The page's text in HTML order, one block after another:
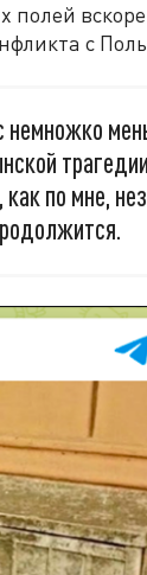
полей
с
немножко
по мне,